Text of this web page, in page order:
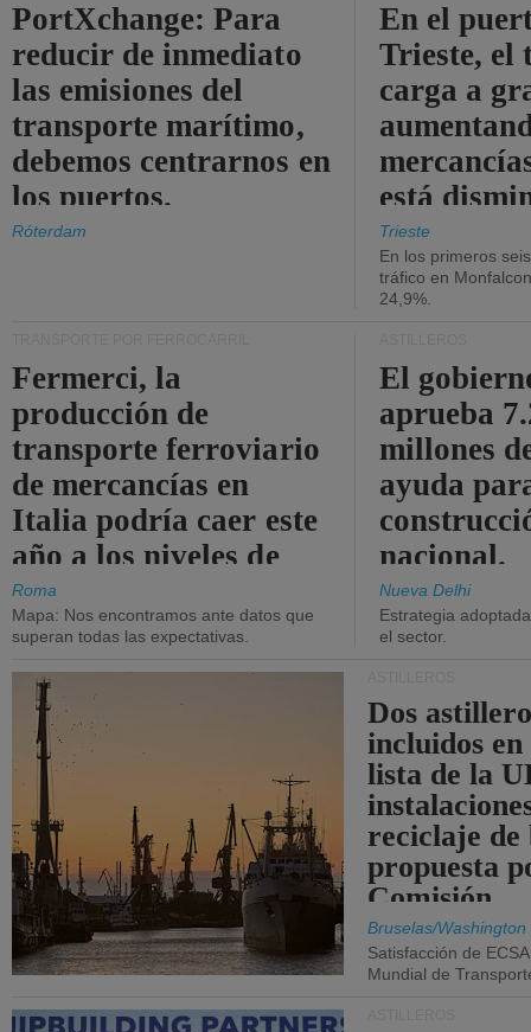
PortXchange: Para
reducir de inmediato
las emisiones del
transporte marítimo,
debemos centrarnos en
los puertos.
Róterdam
En el
Trieste, el
carga a
está
Trieste
En los primeros
tráfico en
24,9%.
Fermerci, la
producción de
transporte ferroviario
de mercancías en
Italia podría caer este
año a los niveles de
2015.
Roma
Mapa: Nos encontramos ante datos que
superan todas las expectativas.
El
aprueba
millones
ayuda
nacional.
Nueva Delhi
Estrategia
el sector.
Dos
incluidos
lista de la
reciclaje de
propuesta
Comisión.
Bruselas/Washington
Satisfacción de
Mundial de